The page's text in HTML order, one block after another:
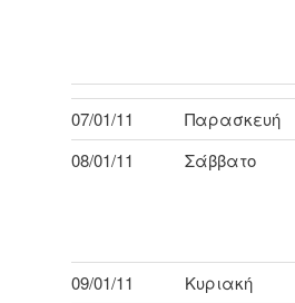
07/01/11 Παρασκευή
08/01/11
Σάββατο
09/01/11 Κυριακή